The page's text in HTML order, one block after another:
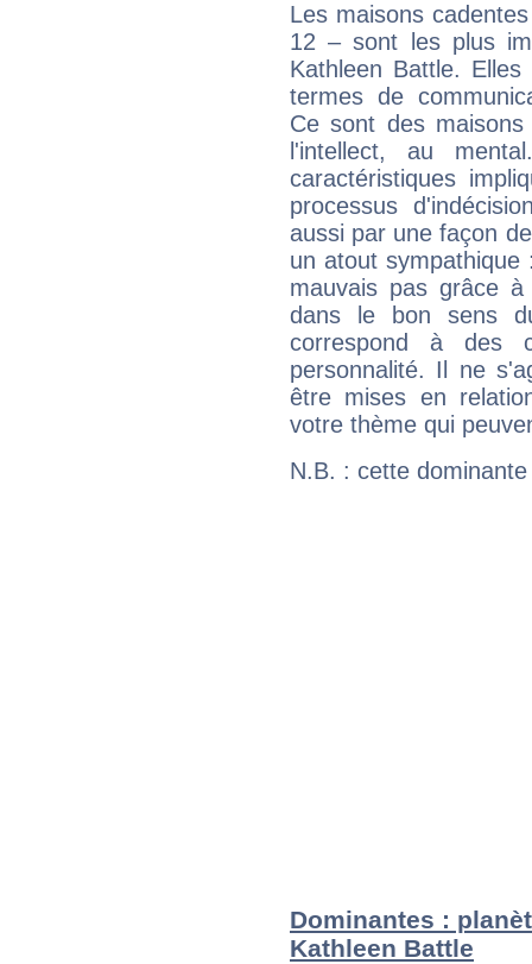
Les maisons
12 – sont les plus
Kathleen Battle.
termes de
Ce sont des
l'intellect, au
caractéristiques
processus
aussi par une façon
un atout
mauvais pas grâce
dans le bon sens
correspond à des
personnalité. Il ne
être mises en
votre thème qui
N.B. : cette
Dominantes :
Kathleen Battle